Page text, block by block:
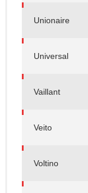
Unionaire
Universal
Vaillant
Veito
Voltino